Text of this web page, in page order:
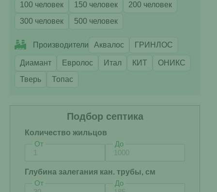
100 человек
150 человек
200 человек
300 человек
500 человек
Производители Аквалос ГРИНЛОС
Диамант Евролос Итал КИТ
ОНИКС
Тверь
Топас
Подбор септика
Количество жильцов
От
До
Глубина залегания кан. трубы, см
От
До